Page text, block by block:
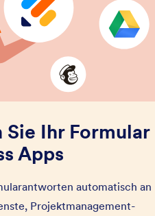
Ihr Formular
Apps
automatisch an
Projektmanagement-